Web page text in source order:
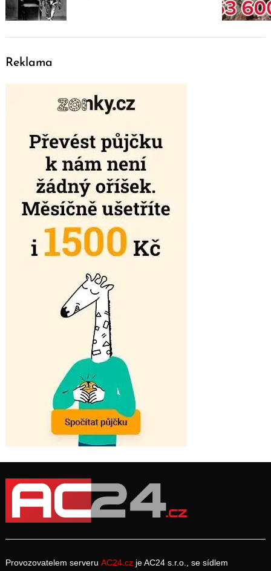
Reklama
Provozovatelem serveru AC24.cz je AC24 s.r.o., se sídlem